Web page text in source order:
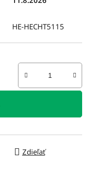
HE-HECHT5115
Zdieľať